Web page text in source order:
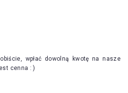
wpłać dowolną kwotę na nasze
cenna : )